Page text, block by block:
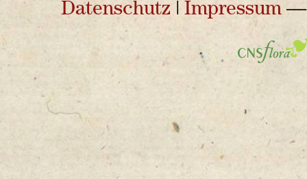
Datenschutz Impressum—